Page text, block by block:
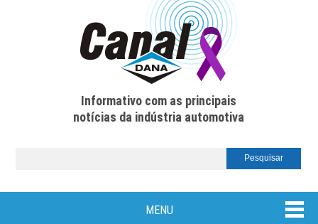
Informativo com as principais
notícias da indústria automotiva
MENU